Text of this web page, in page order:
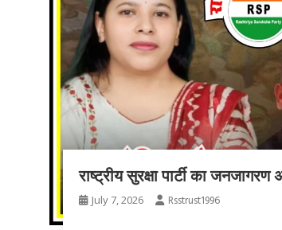
राष्ट्रीय सुरक्षा पार्टी का
July 7, 2026 Rsstrust1996